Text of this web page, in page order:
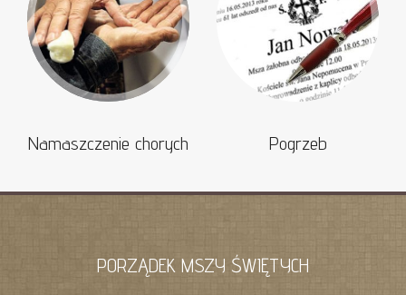
Namaszczenie chorych Pogrzeb
PORZĄDEK MSZY ŚWIĘTYCH